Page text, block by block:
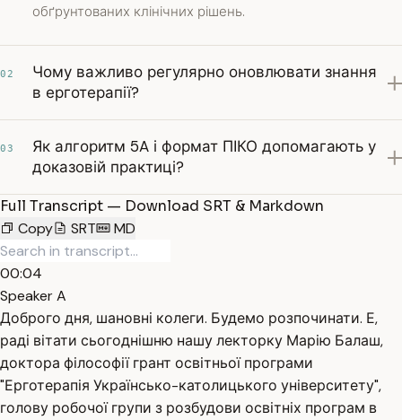
обґрунтованих клінічних рішень.
02
Чому важливо регулярно оновлювати знання
в ерготерапії?
03
Як алгоритм 5A і формат ПІКО допомагають у
доказовій практиці?
Full Transcript — Download SRT & Markdown
Copy
SRT MD
00:04
Speaker A
Доброго дня, шановні колеги. Будемо розпочинати. Е,
раді вітати сьогоднішню нашу лекторку Марію Балаш,
доктора філософії грант освітньої програми
"Ерготерапія Українсько-католицького університету",
голову робочої групи з розбудови освітніх програм в